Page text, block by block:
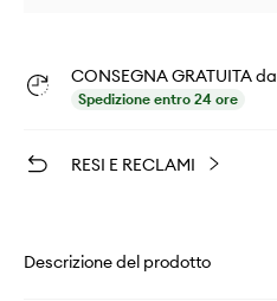
CONSEGNA GRATUITA da
Spedizione entro 24 ore
RESI E RECLAMI
Descrizione del prodotto